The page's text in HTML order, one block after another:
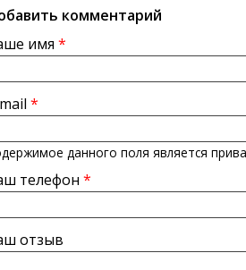
комментарий
имя *
*
данного поля является
телефон *
отзыв